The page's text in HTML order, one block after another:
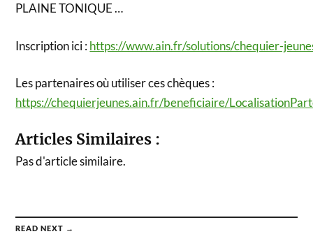
PLAINE TONIQUE …
Inscription ici :https://www.ain.fr/solutions/chequier-
Les partenaires où utiliser ces chèques :
https://chequierjeunes.ain.fr/beneficiaire/
Articles Similaires :
Pas d'article similaire.
READ NEXT →